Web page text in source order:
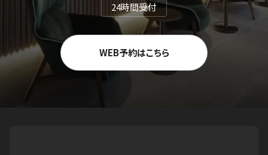
24時間受付
WEB予約はこちら